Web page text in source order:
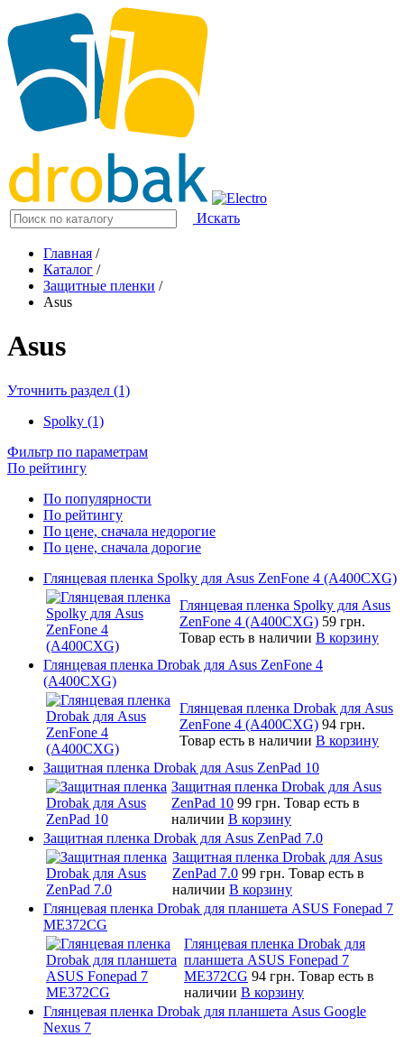
Искать
Главная /
Каталог /
Защитные пленки /
Asus
Asus
Уточнить раздел (1)
Spolky (1)
Фильтр по параметрам
По рейтингу
По популярности
По рейтингу
По цене, сначала недорогие
По цене, сначала дорогие
Глянцевая пленка Spolky для Asus ZenFone 4 (A400CXG)
Глянцевая пленка Spolky для Asus
ZenFone 4 (A400CXG) 59 грн.
Товар есть в наличии В корзину
Глянцевая пленка Drobak для Asus ZenFone 4
(A400CXG)
Глянцевая пленка Drobak для Asus
ZenFone 4 (A400CXG) 94 грн.
Товар есть в наличии В корзину
Защитная пленка Drobak для Asus ZenPad 10
Защитная пленка Drobak для Asus
ZenPad 10 99 грн. Товар есть в
наличии В корзину
Защитная пленка Drobak для Asus ZenPad 7.0
Защитная пленка Drobak для Asus
ZenPad 7.0 99 грн. Товар есть в
наличии В корзину
Глянцевая пленка Drobak для планшета ASUS Fonepad 7
ME372CG
Глянцевая пленка Drobak для
планшета ASUS Fonepad 7
ME372CG 94 грн. Товар есть в
наличии В корзину
Глянцевая пленка Drobak для планшета Asus Google
Nexus 7